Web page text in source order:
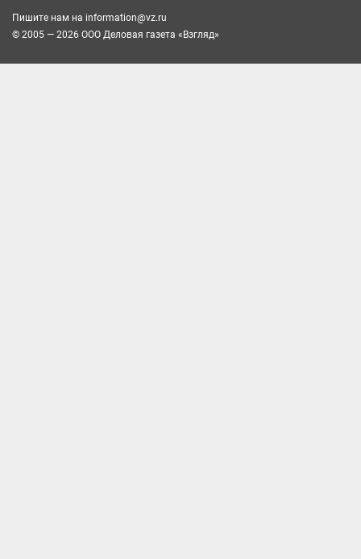
Пишите нам на information@vz.ru
© 2005 — 2026 ООО Деловая газета «Взгляд»